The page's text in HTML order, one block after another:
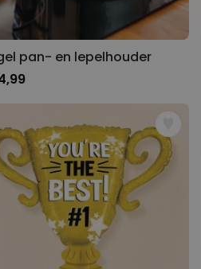
pan- en lepelhouder